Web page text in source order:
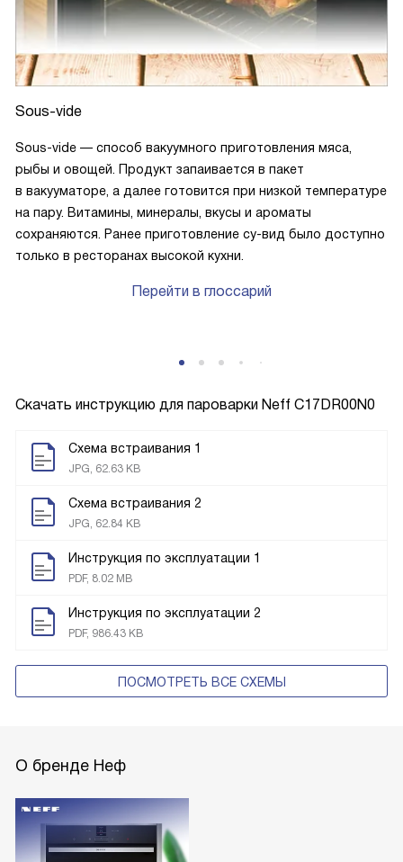
Скачать инструкцию для пароварки Neff C17DR00N0
Схема встраивания 1
JPG, 62.63 KB
Схема встраивания 2
JPG, 62.84 KB
Инструкция по эксплуатации 1
PDF, 8.02 MB
Инструкция по эксплуатации 2
PDF, 986.43 KB
ПОСМОТРЕТЬ ВСЕ СХЕМЫ
Sous-vide
Sous-vide — способ вакуумного приготовления мяса,
рыбы и овощей. Продукт запаивается в пакет
в вакууматоре, а далее готовится при низкой температуре
на пару. Витамины, минералы, вкусы и ароматы
сохраняются. Ранее приготовление су-вид было доступно
только в ресторанах высокой кухни.
Перейти в глоссарий
О бренде Неф